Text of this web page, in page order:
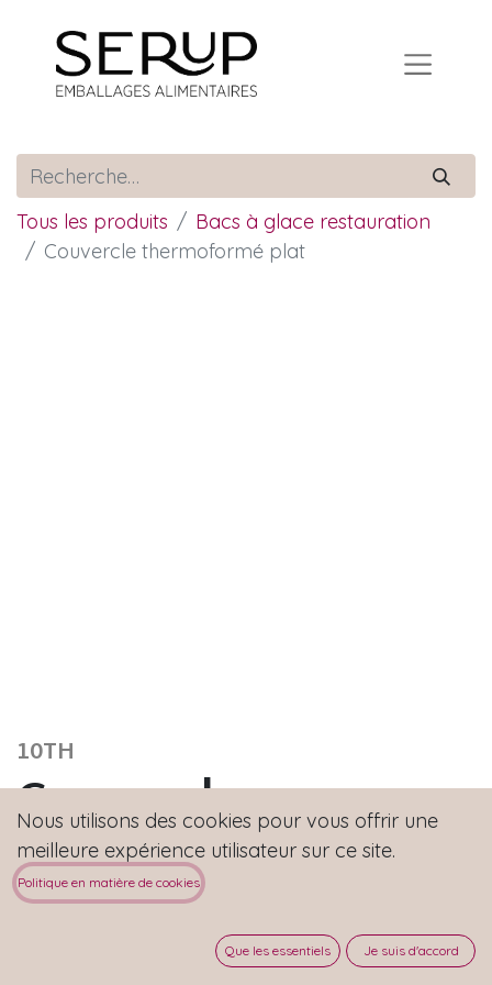
Tous les produits
Bacs à glace restauration
Couvercle thermoformé plat
10TH
Couvercle
thermoformé plat
Nous utilisons des cookies pour vous offrir une
meilleure expérience utilisateur sur ce site.
Politique en matière de cookies
Que les essentiels Je suis d'accord